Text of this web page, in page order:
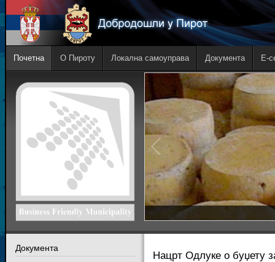
Почетна О Пироту Локална самоуправа Документа E-
Нацрт Одлуке о буџету
Документа